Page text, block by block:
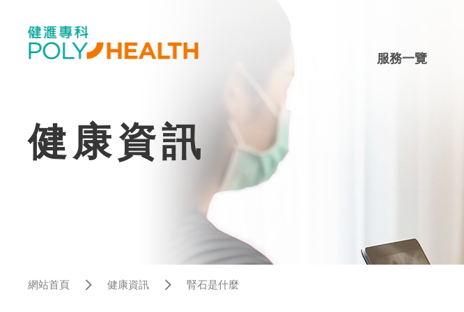
服務一覽
入院服務
健康資訊
網站首頁 健康資訊 腎石是什麼